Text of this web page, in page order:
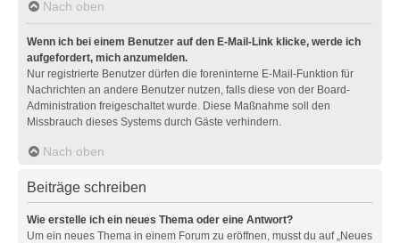
Nach oben
Wenn ich bei einem Benutzer auf den E-Mail-Link klicke, werde ich
aufgefordert, mich anzumelden.
Nur registrierte Benutzer dürfen die foreninterne E-Mail-Funktion für
Nachrichten an andere Benutzer nutzen, falls diese von der Board-
Administration freigeschaltet wurde. Diese Maßnahme soll den
Missbrauch dieses Systems durch Gäste verhindern.
Nach oben
Beiträge schreiben
Wie erstelle ich ein neues Thema oder eine Antwort?
Um ein neues Thema in einem Forum zu eröffnen, musst du auf „Neues